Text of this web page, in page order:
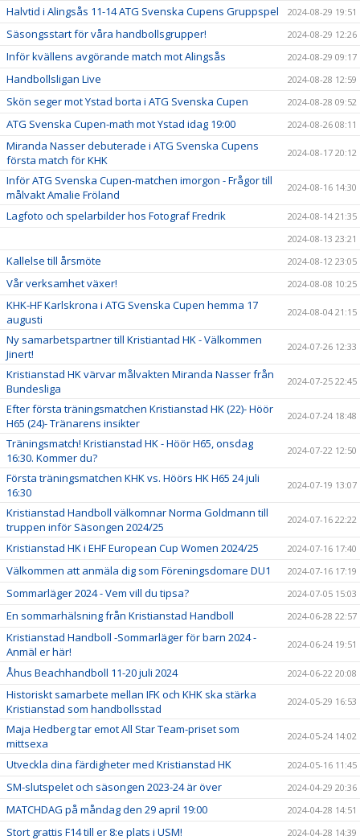
Halvtid i Alingsås 11-14 ATG Svenska Cupens Gruppspel 2024-08-29 19:51
Säsongsstart för våra handbollsgrupper! 2024-08-29 12:26
Inför kvällens avgörande match mot Alingsås 2024-08-29 09:17
Handbollsligan Live 2024-08-28 12:59
Skön seger mot Ystad borta i ATG Svenska Cupen 2024-08-28 09:52
ATG Svenska Cupen-math mot Ystad idag 19:00 2024-08-26 08:11
Miranda Nasser debuterade i ATG Svenska Cupens
första match för KHK
2024-08-17 20:12
Inför ATG Svenska Cupen-matchen imorgon - Frågor till
målvakt Amalie Fröland
2024-08-16 14:30
Lagfoto och spelarbilder hos Fotograf Fredrik
2024-08-14 21:35
2024-08-13 23:21
Kallelse till årsmöte 2024-08-12 23:05
Vår verksamhet växer! 2024-08-08 10:25
KHK-HF Karlskrona i ATG Svenska Cupen hemma 17
augusti
2024-08-04 21:15
Ny samarbetspartner till Kristiantad HK - Välkommen
Jinert!
2024-07-26 12:33
Kristianstad HK värvar målvakten Miranda Nasser från
Bundesliga
2024-07-25 22:45
Efter första träningsmatchen Kristianstad HK (22)- Höör
H65 (24)- Tränarens insikter
2024-07-24 18:48
Träningsmatch! Kristianstad HK - Höör H65, onsdag
16:30. Kommer du?
2024-07-22 12:50
Första träningsmatchen KHK vs. Höörs HK H65 24 juli
16:30
2024-07-19 13:07
Kristianstad Handboll välkomnar Norma Goldmann till
truppen inför Säsongen 2024/25
2024-07-16 22:22
Kristianstad HK i EHF European Cup Women 2024/25 2024-07-16 17:40
Välkommen att anmäla dig som Föreningsdomare DU1 2024-07-16 17:19
Sommarläger 2024 - Vem vill du tipsa? 2024-07-05 15:03
En sommarhälsning från Kristianstad Handboll 2024-06-28 22:57
Kristianstad Handboll -Sommarläger för barn 2024 -
Anmäl er här!
2024-06-24 19:51
Åhus Beachhandboll 11-20 juli 2024 2024-06-22 20:08
Historiskt samarbete mellan IFK och KHK ska stärka
Kristianstad som handbollsstad
2024-05-29 16:53
Maja Hedberg tar emot All Star Team-priset som
mittsexa
2024-05-24 14:02
Utveckla dina färdigheter med Kristianstad HK 2024-05-16 11:45
SM-slutspelet och säsongen 2023-24 är över 2024-04-29 20:36
MATCHDAG på måndag den 29 april 19:00 2024-04-28 14:51
Stort grattis F14 till er 8:e plats i USM! 2024-04-28 14:39